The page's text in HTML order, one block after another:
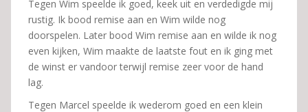
Tegen Wim speelde ik goed, keek uit en verdedigde mij
rustig. Ik bood remise aan en Wim wilde nog
doorspelen. Later bood Wim remise aan en wilde ik nog
even kijken, Wim maakte de laatste fout en ik ging met
de winst er vandoor terwijl remise zeer voor de hand
lag.
Tegen Marcel speelde ik wederom goed en een klein